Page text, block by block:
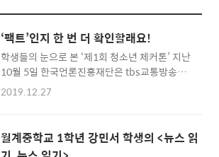
‘팩트’인지 한 번 더 확인할래요!
학생들의 눈으로 본 ‘제1회 청소년 체커톤’ 지난
10월 5일 한국언론진흥재단은 tbs교통방송과
공동으로 서울 에스플렉스센터에서 ‘제1회 청
장소에 모여 팀 활동을 통해 과제에 대한 솔루션
을 도출하는 대회를 OO톤이라고 부르는 경우가
2019.12.27
월계중학교 1학년 강민서 학생의 <뉴스 읽